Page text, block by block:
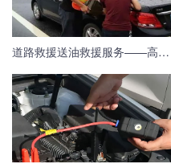
道路救援送油救援服务——高速救援紧急送油服务